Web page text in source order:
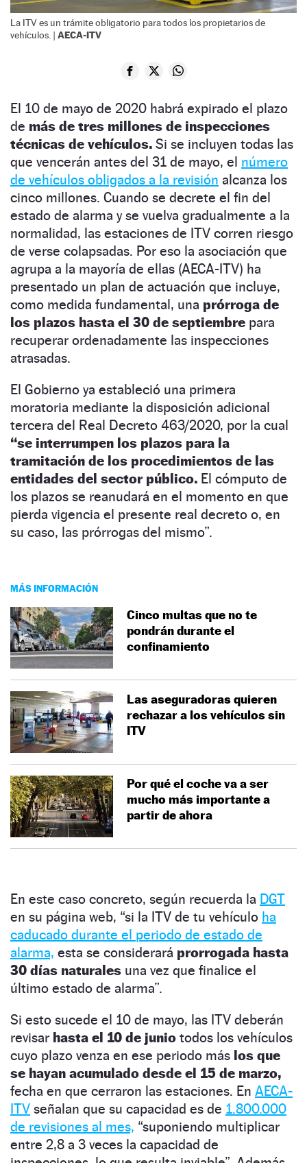
La ITV es un trámite obligatorio para todos los propietarios de
vehículos. | AECA-ITV
El 10 de mayo de 2020 habrá expirado el plazo
de más de tres millones de inspecciones
técnicas de vehículos. Si se incluyen todas las
que vencerán antes del 31 de mayo, el número
de vehículos obligados a la revisión alcanza los
cinco millones. Cuando se decrete el fin del
estado de alarma y se vuelva gradualmente a la
normalidad, las estaciones de ITV corren riesgo
de verse colapsadas. Por eso la asociación que
agrupa a la mayoría de ellas (AECA-ITV) ha
presentado un plan de actuación que incluye,
como medida fundamental, una prórroga de
los plazos hasta el 30 de septiembre para
recuperar ordenadamente las inspecciones
atrasadas.
El Gobierno ya estableció una primera
moratoria mediante la disposición adicional
tercera del Real Decreto 463/2020, por la cual
“se interrumpen los plazos para la
tramitación de los procedimientos de las
entidades del sector público. El cómputo de
los plazos se reanudará en el momento en que
pierda vigencia el presente real decreto o, en
su caso, las prórrogas del mismo”.
MÁS INFORMACIÓN
Cinco multas que no te
pondrán durante el
confinamiento
Las aseguradoras quieren
rechazar a los vehículos sin
ITV
Por qué el coche va a ser
mucho más importante a
partir de ahora
En este caso concreto, según recuerda la DGT
en su página web, “si la ITV de tu vehículo ha
caducado durante el periodo de estado de
alarma, esta se considerará prorrogada hasta
30 días naturales una vez que finalice el
último estado de alarma”.
Si esto sucede el 10 de mayo, las ITV deberán
revisar hasta el 10 de junio todos los vehículos
cuyo plazo venza en ese periodo más los que
se hayan acumulado desde el 15 de marzo,
fecha en que cerraron las estaciones. En AECA-
ITV señalan que su capacidad es de 1.800.000
de revisiones al mes, “suponiendo multiplicar
entre 2,8 a 3 veces la capacidad de